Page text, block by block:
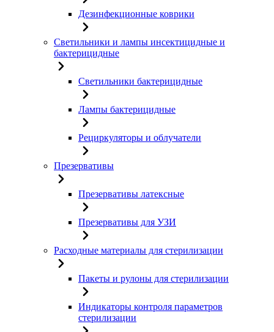
Дезинфекционные коврики
Светильники и лампы инсектицидные и
бактерицидные
Светильники бактерицидные
Лампы бактерицидные
Рециркуляторы и облучатели
Презервативы
Презервативы латексные
Презервативы для УЗИ
Расходные материалы для стерилизации
Пакеты и рулоны для стерилизации
Индикаторы контроля параметров
стерилизации